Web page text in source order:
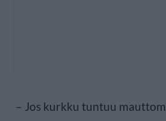
– Jos kurkku tuntuu